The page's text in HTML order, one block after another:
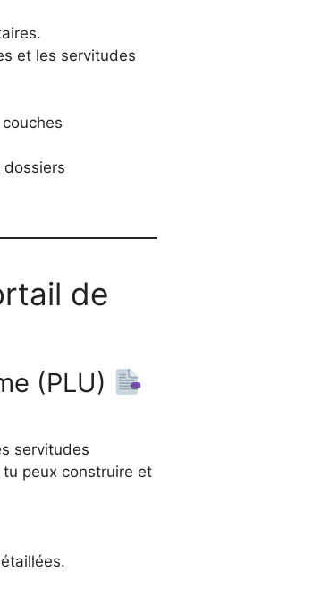
et les servitudes
de
(PLU)
servitudes
tu peux construire et